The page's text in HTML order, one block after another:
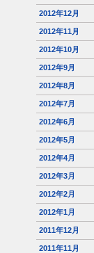
2012年12月
2012年11月
2012年10月
2012年9月
2012年8月
2012年7月
2012年6月
2012年5月
2012年4月
2012年3月
2012年2月
2012年1月
2011年12月
2011年11月